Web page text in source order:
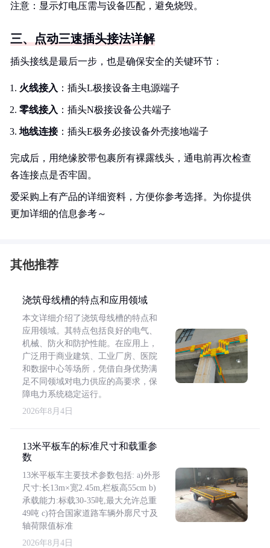
注意：显示灯电压需与设备匹配，避免烧毁。
三、点动三速插头接法详解
插头接线是最后一步，也是确保安全的关键环节：
火线接入 ：插头L极接设备主电源端子
零线接入 ：插头N极接设备公共端子
地线连接：插头E极务必接设备外壳接地端子
完成后，用绝缘胶带包裹所有裸露线头，通电前再次检查
各连接点是否牢固。
爱采购上有产品的详细资料，方便你参考选择。为你提供
更加详细的信息参考～
其他推荐
浇筑母线槽的特点和应用领域
本文详细介绍了浇筑母线槽的特点和
应用领域。其特点包括良好的电气、
机械、防火和防护性能。在应用上，
广泛用于商业建筑、工业厂房、医院
和数据中心等场所，凭借自身优势满
足不同领域对电力供应的高要求，保
障电力系统稳定运行。
2026年8月4日
13米平板车的标准尺寸和载重参
数
13米平板车主要技术参数包括: a)外形
尺寸:长13m×宽2.45m,栏板高55cm b)
承载能力:标载30-35吨,最大允许总重
49吨 c)符合国家道路车辆外廓尺寸及
轴荷限值标准
2026年8月4日